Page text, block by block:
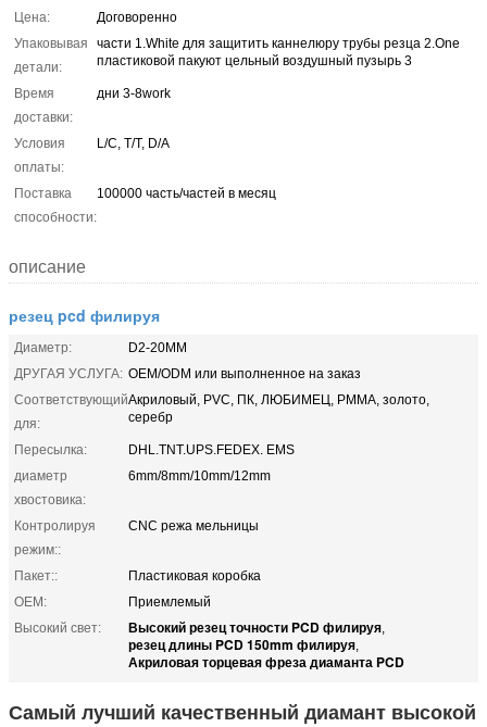
Цена:
Договоренно
Упаковывая
детали:
части 1.White для защитить каннелюру трубы резца 2.One
пластиковой пакуют цельный воздушный пузырь 3
Время
доставки:
дни 3-8work
Условия
оплаты:
L/C, T/T, D/A
Поставка
способности:
100000 часть/частей в месяц
описание
резец pcd филируя
Диаметр:
D2-20MM
ДРУГАЯ УСЛУГА: OEM/ODM или выполненное на заказ
Соответствующий
для:
Акриловый, PVC, ПК, ЛЮБИМЕЦ, PMMA, золото,
серебр
Пересылка:
DHL.TNT.UPS.FEDEX. EMS
диаметр
хвостовика:
6mm/8mm/10mm/12mm
Контролируя
режим::
CNC режа мельницы
Пакет::
Пластиковая коробка
OEM:
Приемлемый
Высокий свет:
Высокий резец точности PCD филируя,
резец длины PCD 150mm филируя,
Акриловая торцевая фреза диаманта PCD
Самый лучший качественный диамант высокой